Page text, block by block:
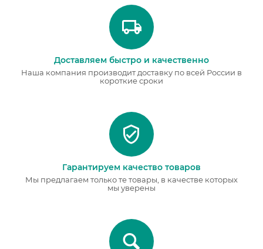
Доставляем быстро и качественно
Наша компания производит доставку по всей России в
короткие сроки
Гарантируем качество товаров
Мы предлагаем только те товары, в качестве которых
мы уверены